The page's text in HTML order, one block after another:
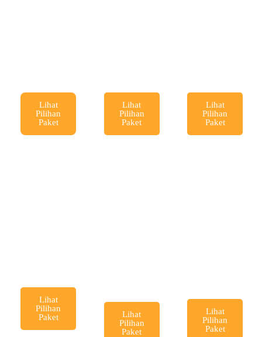
Lihat
Pilihan
Paket
Lihat
Pilihan
Paket
Lihat
Pilihan
Paket
Lihat
Pilihan
Paket
Lihat
Pilihan
Paket
Lihat
Pilihan
Paket